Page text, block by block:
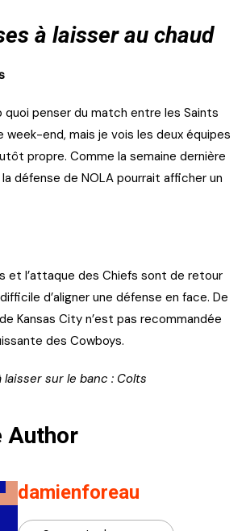
à laisser au chaud
quoi penser du match entre les Saints
week-end, mais je vois les deux équipes
propre. Comme la semaine dernière
défense de NOLA pourrait afficher un
et l’attaque des Chiefs sont de retour
d’aligner une défense en face. De
Kansas City n’est pas recommandée
des Cowboys.
sur le banc : Colts
Author
damienforeau